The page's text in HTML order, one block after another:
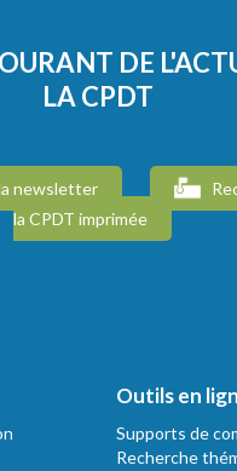
DE
LA CPDT
newsletter
la CPDT imprimée
Outils en
Supports de
Recherche